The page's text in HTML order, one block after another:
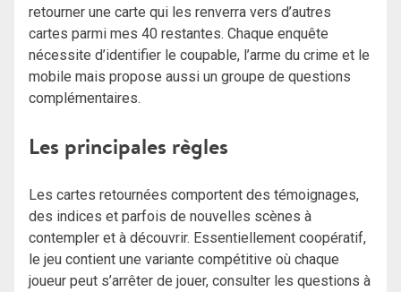
retourner une carte qui les renverra vers d’autres
cartes parmi mes 40 restantes. Chaque enquête
nécessite d’identifier le coupable, l’arme du crime et le
mobile mais propose aussi un groupe de questions
complémentaires.
Les principales règles
Les cartes retournées comportent des témoignages,
des indices et parfois de nouvelles scènes à
contempler et à découvrir. Essentiellement coopératif,
le jeu contient une variante compétitive où chaque
joueur peut s’arrêter de jouer, consulter les questions à